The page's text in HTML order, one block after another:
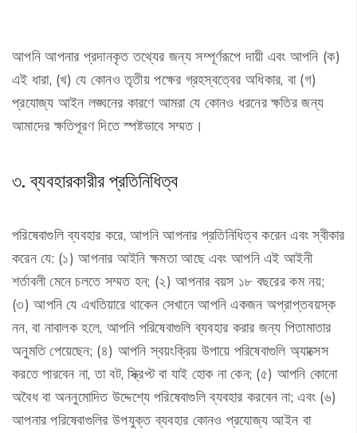
আপনি আপনার প্রদানকৃত তথ্যের জন্য সম্পূর্ণরূপে দায়ী এবং আপনি (ক)
এই ধারা, (খ) যে কোনও তৃতীয় পক্ষের গ্রহস্বত্বের অধিকার, বা (গ)
প্রযোজ্য আইন লঙ্ঘনের কারণে আমরা যে কোনও ধরনের ক্ষতির জন্য
আমাদের ক্ষতিপূরণ দিতে স্পষ্টভাবে সম্মত।
৩. ব্যবহারকারীর প্রতিনিধিত্ব
পরিষেবাগুলি ব্যবহার করে, আপনি আপনার প্রতিনিধিত্ব করেন এবং স্বীকার
করেন যে: (১) আপনার আইনি ক্ষমতা আছে এবং আপনি এই আইনী
শর্তাবলী মেনে চলতে সম্মত হন; (২) আপনার বয়স ১৮ বছরের কম নয়;
(৩) আপনি যে এখতিয়ারে থাকেন সেখানে আপনি একজন অপ্রাপ্তবয়স্ক
নন, বা নাবালক হলে, আপনি পরিষেবাগুলি ব্যবহার করার জন্য পিতামাতার
অনুমতি পেয়েছেন; (৪) আপনি স্বয়ংক্রিয় উপায়ে পরিষেবাগুলি অ্যাক্সেস
করতে পারবেন না, তা বট, স্ক্রিপ্ট বা যাই হোক না কেন; (৫) আপনি কোনো
অবৈধ বা অননুমোদিত উদ্দেশ্যে পরিষেবাগুলি ব্যবহার করবেন না; এবং (৬)
আপনার পরিষেবাগুলির উপযুক্ত ব্যবহার কোনও প্রযোজ্য আইন বা